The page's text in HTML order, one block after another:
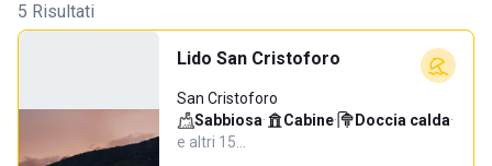
5 Risultati
Lido San Cristoforo
San Cristoforo
Sabbiosa· Cabine· Doccia calda·
e altri 15…